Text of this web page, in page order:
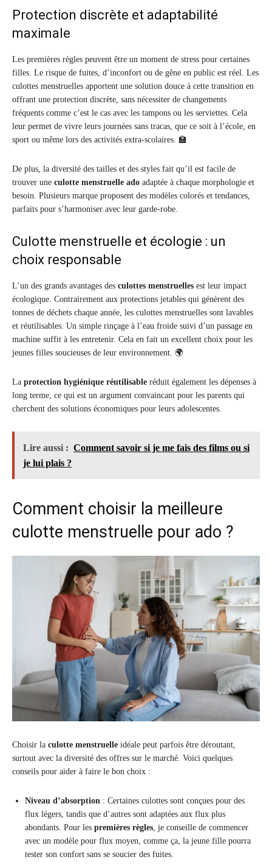
Protection discrète et adaptabilité
maximale
Les premières règles peuvent être un moment de stress pour certaines
filles. Le risque de fuites, d’inconfort ou de gêne en public est réel. Les
culottes menstruelles apportent une solution douce à cette transition en
offrant une protection discrète, sans nécessiter de changements
fréquents comme c’est le cas avec les tampons ou les serviettes. Cela
leur permet de vivre leurs journées sans tracas, que ce soit à l’école, en
sport ou même lors des activités extra-scolaires. 🏫
De plus, la diversité des tailles et des styles fait qu’il est facile de
trouver une culotte menstruelle ado adaptée à chaque morphologie et
besoin. Plusieurs marque proposent des modèles colorés et tendances,
parfaits pour s’harmoniser avec leur garde-robe.
Culotte menstruelle et écologie : un
choix responsable
L’un des grands avantages des culottes menstruelles est leur impact
écologique. Contrairement aux protections jetables qui génèrent des
tonnes de déchets chaque année, les culottes menstruelles sont lavables
et réutilisables. Un simple rinçage à l’eau froide suivi d’un passage en
machine suffit à les entretenir. Cela en fait un excellent choix pour les
jeunes filles soucieuses de leur environnement. 🌍
La protection hygiénique réutilisable réduit également les dépenses à
long terme, ce qui est un argument convaincant pour les parents qui
cherchent des solutions économiques pour leurs adolescentes.
Lire aussi : Comment savoir si je me fais des films ou si
je lui plais ?
Comment choisir la meilleure
culotte menstruelle pour ado ?
Choisir la culotte menstruelle idéale peut parfois être déroutant,
surtout avec la diversité des offres sur le marché. Voici quelques
conseils pour aider à faire le bon choix :
Niveau d’absorption : Certaines culottes sont conçues pour des
flux légers, tandis que d’autres sont adaptées aux flux plus
abondants. Pour les premières règles, je conseille de commencer
avec un modèle pour flux moyen, comme ça, la jeune fille pourra
tester son confort sans se soucier des fuites.